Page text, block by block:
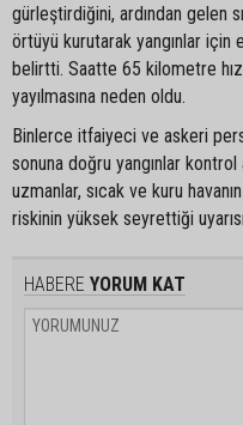
gürleştirdiğini, ardından gelen
örtüyü kurutarak yangınlar için
belirtti. Saatte 65 kilometre
yayılmasına neden oldu.
Binlerce itfaiyeci ve askeri
sonuna doğru yangınlar kontrol
uzmanlar, sıcak ve kuru
riskinin yüksek seyrettiği
HABERE YORUM KAT